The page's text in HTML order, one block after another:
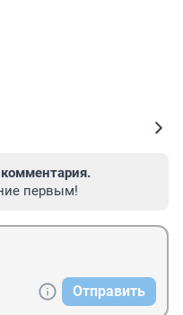
первым!
Отправить